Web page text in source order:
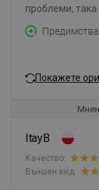
проблеми,
Предимства
Покажете
ItayB
Качество:
Външен вид: